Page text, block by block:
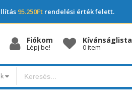
95.250Ft rendelési érték felett.
Fiókom
Lépj be!
Kívánságlista
0 item